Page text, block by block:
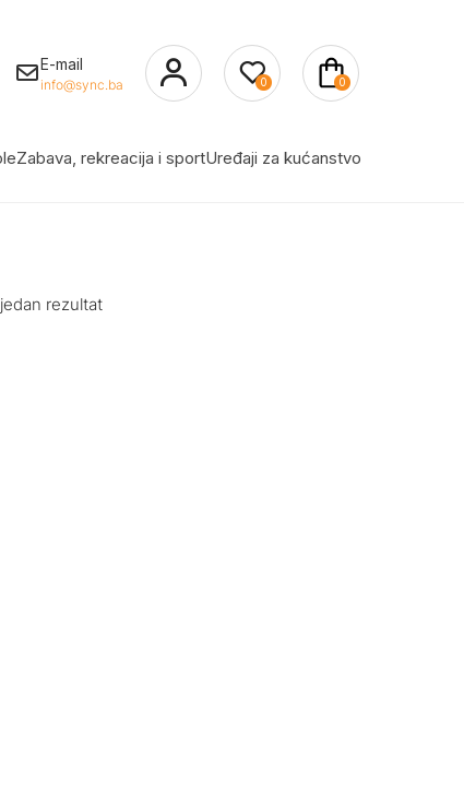
E-mail
info@sync.ba 0 0
Zabava, rekreacija i sportUređaji za kućanstvo
rezultat